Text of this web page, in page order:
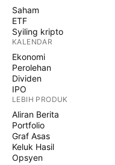
Saham
ETF
Syiling kripto
KALENDAR
Ekonomi
Perolehan
Dividen
IPO
LEBIH PRODUK
Aliran Berita
Portfolio
Graf Asas
Keluk Hasil
Opsyen